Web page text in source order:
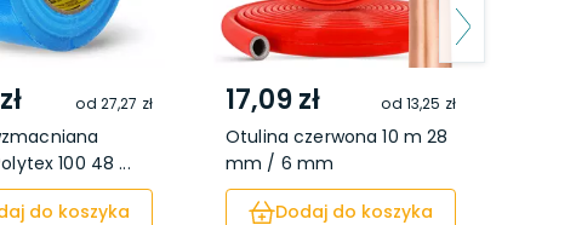
od 27,27 zł
100 48 ...
do koszyka
17,09 zł od 13,25 zł
Otulina czerwona 10 m 28
mm / 6 mm
Dodaj do koszyka